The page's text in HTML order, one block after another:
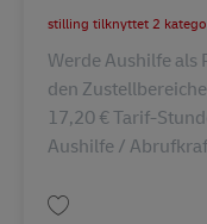
stilling tilknyttet
Werde Aushilfe als
den
17,20 € Tarif-
Aushilfe /